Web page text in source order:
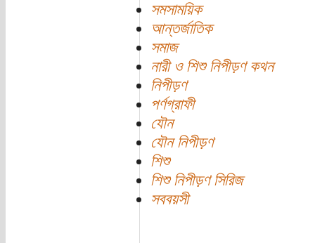
সমসাময়িক
আন্তর্জাতিক
সমাজ
নারী ও শিশু নিপীড়ণ কথন
নিপীড়ণ
পর্ণগ্রাফী
যৌন
যৌন নিপীড়ণ
শিশু
শিশু নিপীড়ণ সিরিজ
সববয়সী